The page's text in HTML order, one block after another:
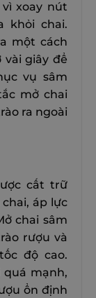
xoay nút
khỏi chai.
một cách
giây để
vụ sâm
mở chai
ra ngoài
cất trữ
áp lực
chai sâm
rượu và
độ cao.
mạnh,
ổn định